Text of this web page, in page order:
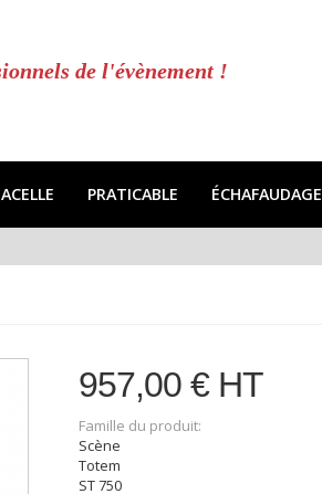
de l'évènement !
PRATICABLE ÉCHAFAUDAGE
957,00 € HT
Famille du produit:
Scène
Totem
ST 750